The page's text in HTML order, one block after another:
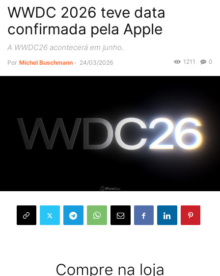
WWDC 2026 teve data
confirmada pela Apple
A WWDC26 acontecerá em junho.
Por Michel Buschmann - 24/03/2026 0
1211